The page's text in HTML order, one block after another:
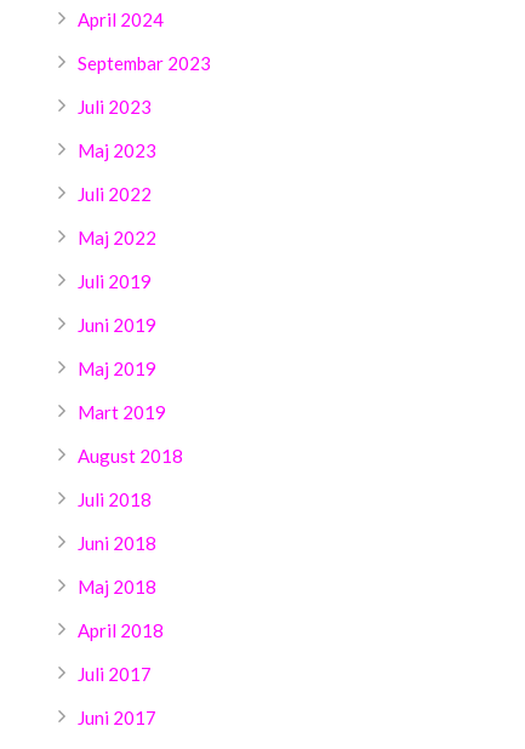
April 2024
Septembar 2023
Juli 2023
Maj 2023
Juli 2022
Maj 2022
Juli 2019
Juni 2019
Maj 2019
Mart 2019
August 2018
Juli 2018
Juni 2018
Maj 2018
April 2018
Juli 2017
Juni 2017